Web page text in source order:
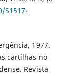
S1517-
1977.
cartilhas no
Revista